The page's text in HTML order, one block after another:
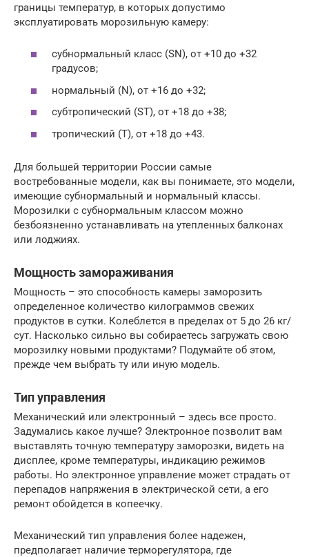
границы температур, в которых допустимо
эксплуатировать морозильную камеру:
cубнормальный класс (SN), от +10 до +32
градусов;
нормальный (N), от +16 до +32;
субтропический (ST), от +18 до +38;
тропический (T), от +18 до +43.
Для большей территории России самые
востребованные модели, как вы понимаете, это модели,
имеющие субнормальный и нормальный классы.
Морозилки с субнормальным классом можно
безбоязненно устанавливать на утепленных балконах
или лоджиях.
Мощность замораживания
Мощность – это способность камеры заморозить
определенное количество килограммов свежих
продуктов в сутки. Колеблется в пределах от 5 до 26 кг/
сут. Насколько сильно вы собираетесь загружать свою
морозилку новыми продуктами? Подумайте об этом,
прежде чем выбрать ту или иную модель.
Тип управления
Механический или электронный – здесь все просто.
Задумались какое лучше? Электронное позволит вам
выставлять точную температуру заморозки, видеть на
дисплее, кроме температуры, индикацию режимов
работы. Но электронное управление может страдать от
перепадов напряжения в электрической сети, а его
ремонт обойдется в копеечку.
Механический тип управления более надежен,
предполагает наличие терморегулятора, где